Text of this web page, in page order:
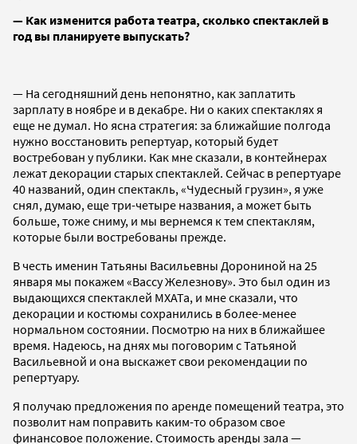
— Как изменится работа театра, сколько спектаклей в
год вы планируете выпускать?
— На сегодняшний день непонятно, как заплатить
зарплату в ноябре и в декабре. Ни о каких спектаклях я
еще не думал. Но ясна стратегия: за ближайшие полгода
нужно восстановить репертуар, который будет
востребован у публики. Как мне сказали, в контейнерах
лежат декорации старых спектаклей. Сейчас в репертуаре
40 названий, один спектакль, «Чудесный грузин», я уже
снял, думаю, еще три-четыре названия, а может быть
больше, тоже сниму, и мы вернемся к тем спектаклям,
которые были востребованы прежде.
В честь именин Татьяны Васильевны Дорониной на 25
января мы покажем «Вассу Железнову». Это был один из
выдающихся спектаклей МХАТа, и мне сказали, что
декорации и костюмы сохранились в более-менее
нормальном состоянии. Посмотрю на них в ближайшее
время. Надеюсь, на днях мы поговорим с Татьяной
Васильевной и она выскажет свои рекомендации по
репертуару.
Я получаю предложения по аренде помещений театра, это
позволит нам поправить каким-то образом свое
финансовое положение. Стоимость аренды зала —